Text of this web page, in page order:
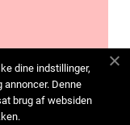
dine indstillinger,
Denne
brug af websiden